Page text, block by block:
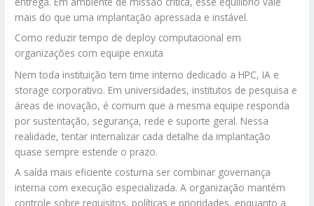
mais do que uma implantação apressada e instável.
Como reduzir tempo de deploy computacional em
organizações com equipe enxuta
Nem toda instituição tem time interno dedicado a HPC, IA e
storage corporativo. Em universidades, institutos de pesquisa e
áreas de inovação, é comum que a mesma equipe responda
por sustentação, segurança, rede e suporte geral. Nessa
realidade, tentar internalizar cada detalhe da implantação
quase sempre estende o prazo.
A saída mais eficiente costuma ser combinar governança
interna com execução especializada. A organização mantém
controle sobre requisitos, políticas e prioridades, enquanto a